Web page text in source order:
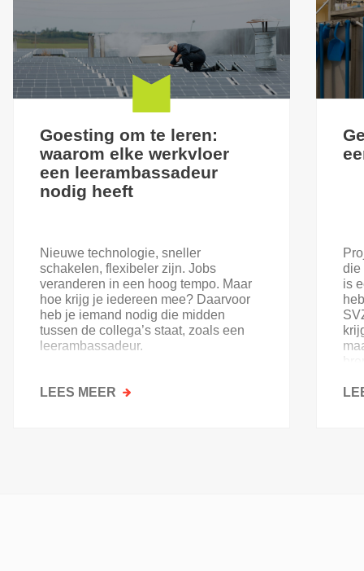
Goesting om te leren:
waarom elke werkvloer
een leerambassadeur
nodig heeft
Nieuwe technologie, sneller
schakelen, flexibeler zijn. Jobs
veranderen in een hoog tempo. Maar
hoe krijg je iedereen mee? Daarvoor
heb je iemand nodig die midden
tussen de collega’s staat, zoals een
leerambassadeur.
LEES MEER OVER
die
is